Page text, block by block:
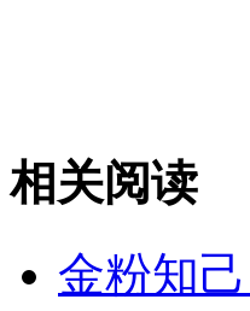
相关阅读
金粉知